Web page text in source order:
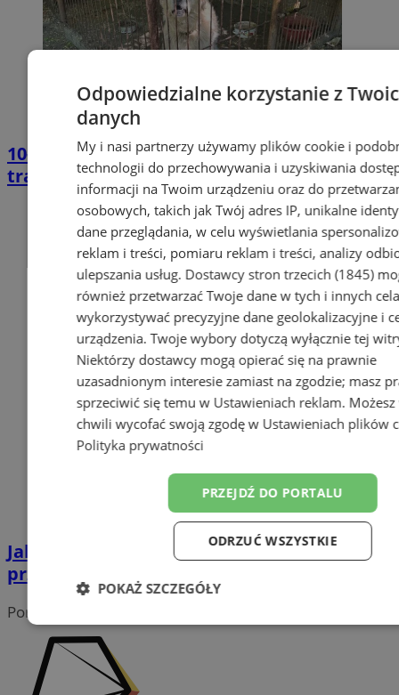
10-latek pogryziony przez psa. Dziecko
trafiło do szpitala
Jak zorganizować mieszkanie, by było
przyjazne dla czworonoga?
Portal należy do sieci
Odpowiedzialne korzystanie z
danych
My i nasi partnerzy używamy plików cookie i
technologii do przechowywania i uzyskiwania
informacji na Twoim urządzeniu oraz do
osobowych, takich jak Twój adres IP, unikalne
dane przeglądania, w celu wyświetlania
reklam i treści, pomiaru reklam i treści, analizy
ulepszania usług. Dostawcy stron trzecich (1845)
również przetwarzać Twoje dane w tych i innych
wykorzystywać precyzyjne dane geolokalizacyjne i
urządzenia. Twoje wybory dotyczą wyłącznie tej
Niektórzy dostawcy mogą opierać się na prawnie
uzasadnionym interesie zamiast na zgodzie; masz
sprzeciwić się temu w Ustawieniach reklam.
chwili wycofać swoją zgodę w Ustawieniach plików
Polityka prywatności
PRZEJDŹ DO PORTALU
ODRZUĆ WSZYSTKIE
POKAŻ SZCZEGÓŁY
Niezbędne Wydajność